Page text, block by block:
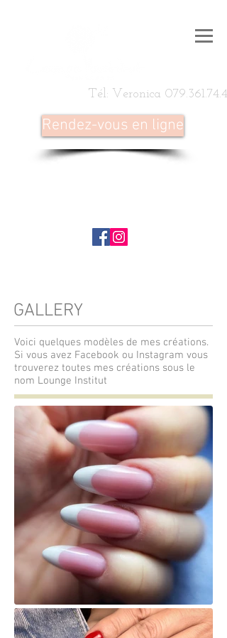
Tél: Veronica
Rendez-vous en ligne
GALLERY
Voici quelques modèles de mes créations.
Si vous avez Facebook ou Instagram vous
trouverez toutes mes créations sous le
nom Lounge Institut